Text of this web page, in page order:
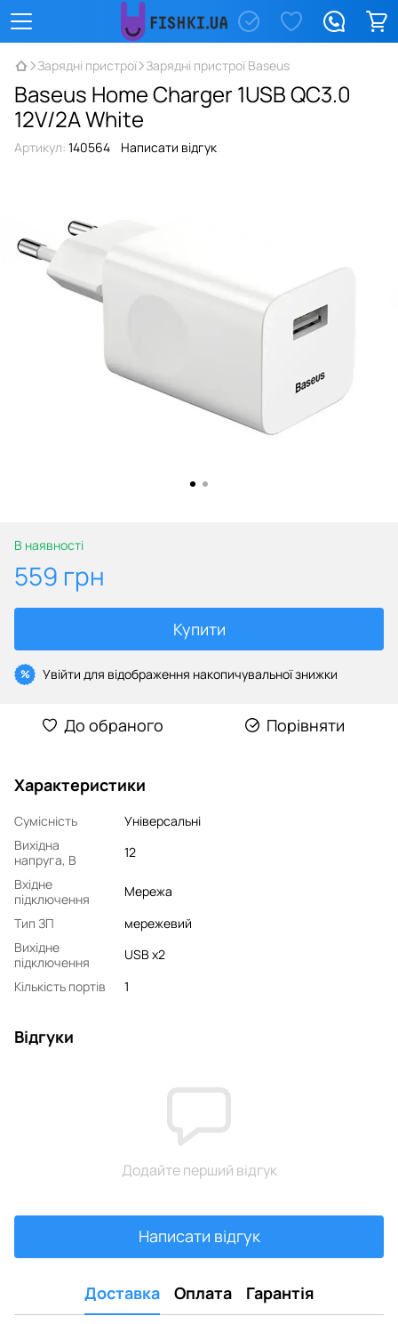
Зарядні пристрої Зарядні пристрої Baseus
Baseus Home Charger 1USB QC3.0
12V/2A White
Артикул: 140564 Написати відгук
В наявності
559 грн
Купити
% Увійти для відображення накопичувальної знижки
До обраного Порівняти
Характеристики
Сумісність
Універсальні
Вихідна
напруга, В
12
Вхідне
підключення
Мережа
Тип ЗП
мережевий
Вихідне
підключення
USB x2
Кількість портів
1
Відгуки
Додайте перший відгук
Написати відгук
Доставка Оплата Гарантія